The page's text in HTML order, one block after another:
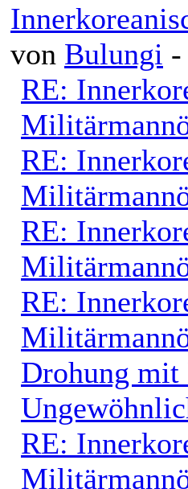
von Bulungi -
RE:
RE:
RE:
RE:
Drohung mit
RE: